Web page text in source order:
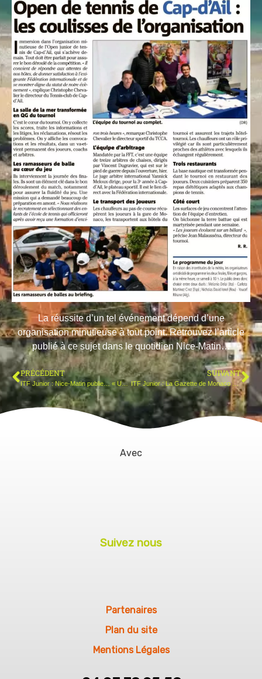
La réussite d’un tel événement dépend d’une
organisation minutieuse à tout point. Retrouvez l’article
publié à ce sujet dans le quotidien Nice-Matin…
PRÉCÉDENT
ITF Junior : Nice-Matin publie… « Une vitrine incomparable pour Cap d’Ail »
SUIVANT
ITF Junior : La Gazette de Monaco publie… « Anecdotes de fond de court »
Avec
Suivez nous
Partenaires
Plan du site
Mentions Légales